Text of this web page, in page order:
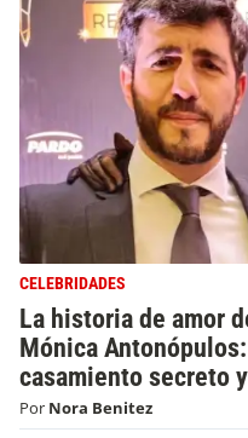
CELEBRIDADES
La historia de amor
Mónica
casamiento secreto
Por Nora Benitez